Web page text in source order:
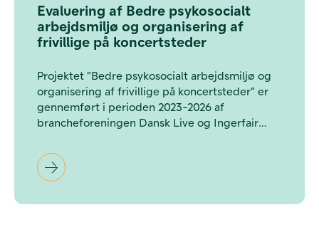
Evaluering af Bedre psykosocialt
arbejdsmiljø og organisering af
frivillige på koncertsteder
Projektet "Bedre psykosocialt arbejdsmiljø og
organisering af frivillige på koncertsteder" er
gennemført i perioden 2023-2026 af
brancheforeningen Dansk Live og Ingerfair
er foretaget af Pluss og belyser, hvilket
udbyttet projektet har haft blandt ledere og
medarbejdere på de udvalgte koncertsteder.